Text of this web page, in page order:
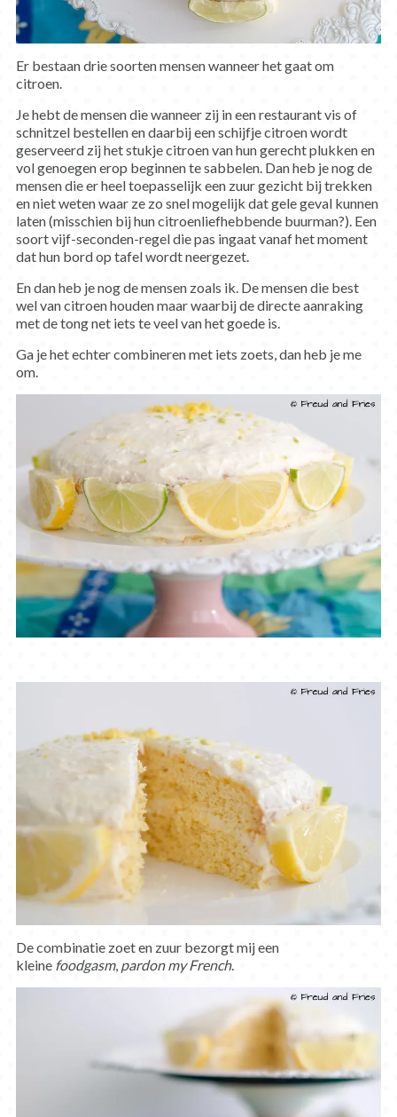
Er bestaan drie soorten mensen wanneer het gaat om
citroen.
Je hebt de mensen die wanneer zij in een restaurant vis of
schnitzel bestellen en daarbij een schijfje citroen wordt
geserveerd zij het stukje citroen van hun gerecht plukken en
vol genoegen erop beginnen te sabbelen. Dan heb je nog de
mensen die er heel toepasselijk een zuur gezicht bij trekken
en niet weten waar ze zo snel mogelijk dat gele geval kunnen
laten (misschien bij hun citroenliefhebbende buurman?). Een
soort vijf-seconden-regel die pas ingaat vanaf het moment
dat hun bord op tafel wordt neergezet.
En dan heb je nog de mensen zoals ik. De mensen die best
wel van citroen houden maar waarbij de directe aanraking
met de tong net iets te veel van het goede is.
Ga je het echter combineren met iets zoets, dan heb je me
om.
De combinatie zoet en zuur bezorgt mij een
kleine foodgasm, pardon my French.